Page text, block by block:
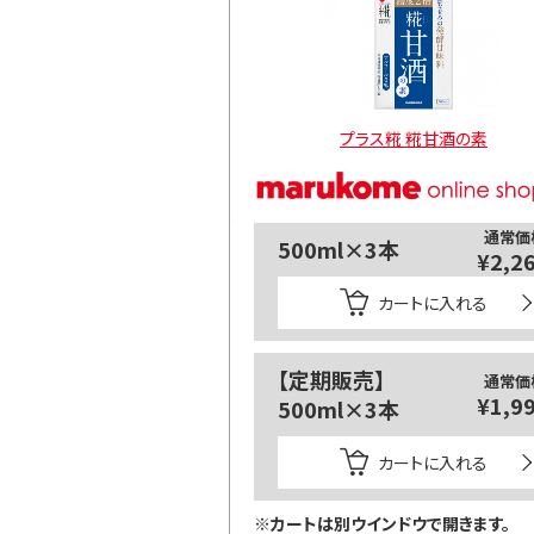
プラス糀 糀甘酒の素
500ml×3本 通常
カートに入れる
【定期販売】
500ml×3本
通常
カートに入れる
※カートは別ウインドウで開きます。